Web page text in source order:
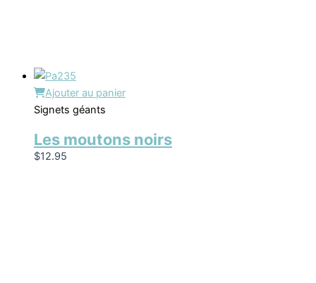
Ajouter au panier
Signets géants
Les moutons noirs
$12.95